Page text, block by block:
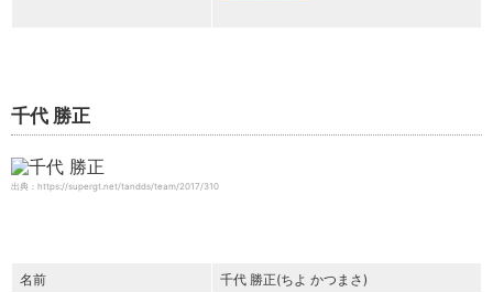
千代 勝正
出典：https://supergt.net/tandds/team/2017/310
名前
千代 勝正(ちよ かつまさ)